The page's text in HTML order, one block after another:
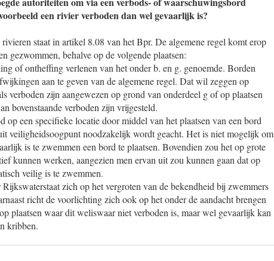
een rivier verboden dan wel gevaarlijk is?
staat in artikel 8.08 van het Bpr. De algemene regel komt erop
gezwommen, behalve op de volgende plaatsen:
of ontheffing verlenen van het onder b. en g. genoemde. Borden
aan te geven van de algemene regel. Dat wil zeggen op
verboden zijn aangewezen op grond van onderdeel g of op plaatsen
bovenstaande verboden zijn vrijgesteld.
op een specifieke locatie door middel van het plaatsen van een bord
veiligheidsoogpunt noodzakelijk wordt geacht. Het is niet mogelijk om
is te zwemmen een bord te plaatsen. Bovendien zou het op grote
kunnen werken, aangezien men ervan uit zou kunnen gaan dat op
veilig is te zwemmen.
zich op het vergroten van de bekendheid bij zwemmers
richt de voorlichting zich ook op het onder de aandacht brengen
plaatsen waar dit weliswaar niet verboden is, maar wel gevaarlijk kan
kribben.